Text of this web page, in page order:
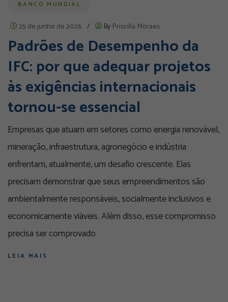
BANCO MUNDIAL
25 de junho de 2026 / By Priscilla Moraes
Padrões de Desempenho da
IFC: por que adequar projetos
às exigências internacionais
tornou-se essencial
Empresas que atuam em setores como energia renovável,
mineração, infraestrutura, agronegócio e indústria
enfrentam, atualmente, um desafio crescente. Elas
precisam demonstrar que seus empreendimentos são
ambientalmente responsáveis, socialmente inclusivos e
economicamente viáveis. Além disso, esse compromisso
precisa ser comprovado
LEIA MAIS